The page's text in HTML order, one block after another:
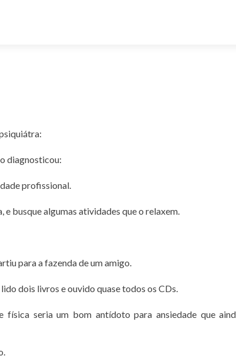
diagnosticou:
profissional.
e busque algumas atividades que o relaxem.
para a fazenda de um amigo.
dois livros e ouvido quase todos os CDs.
física seria um bom antídoto para ansiedade que